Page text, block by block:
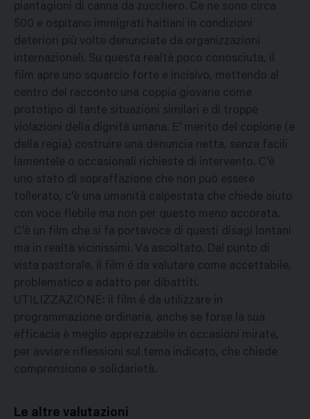
piantagioni di canna da zucchero. Ce ne sono circa
500 e ospitano immigrati haitiani in condizioni
deteriori più volte denunciate da organizzazioni
internazionali. Su questa realtà poco conosciuta, il
film apre uno squarcio forte e incisivo, mettendo al
centro del racconto una coppia giovane come
prototipo di tante situazioni similari e di troppe
violazioni della dignità umana. E' merito del copione (e
della regia) costruire una denuncia netta, senza facili
lamentele o occasionali richieste di intervento. C'è
uno stato di sopraffazione che non può essere
tollerato, c'è una umanità calpestata che chiede aiuto
con voce flebile ma non per questo meno accorata.
C'è un film che si fa portavoce di questi disagi lontani
ma in realtà vicinissimi. Va ascoltato. Dal punto di
vista pastorale, il film é da valutare come accettabile,
problematico e adatto per dibattiti.
UTILIZZAZIONE: il film é da utilizzare in
programmazione ordinaria, anche se forse la sua
efficacia è meglio apprezzabile in occasioni mirate,
per avviare riflessioni sul tema indicato, che chiede
comprensione e solidarietà.
Le altre valutazioni